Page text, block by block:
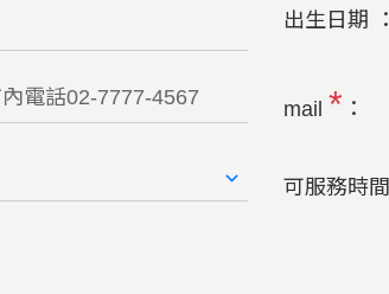
出生日期 ：
mail * ：
可服務時間